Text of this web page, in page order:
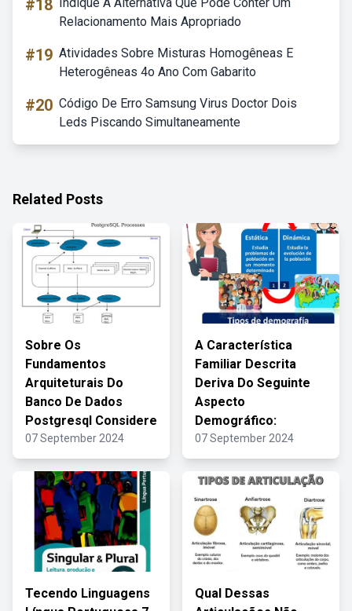
#18
Relacionamento Mais Apropriado
#19 Atividades Sobre Misturas Homogêneas E
Heterogêneas 4o Ano Com Gabarito
#20 Código De Erro Samsung Virus Doctor Dois
Leds Piscando Simultaneamente
Related Posts
Sobre Os
Fundamentos
Arquiteturais Do
Banco De Dados
Postgresql Considere
07 September 2024
A Característica
Familiar Descrita
Deriva Do Seguinte
Aspecto
Demográfico:
07 September 2024
Tecendo Linguagens
Qual Dessas